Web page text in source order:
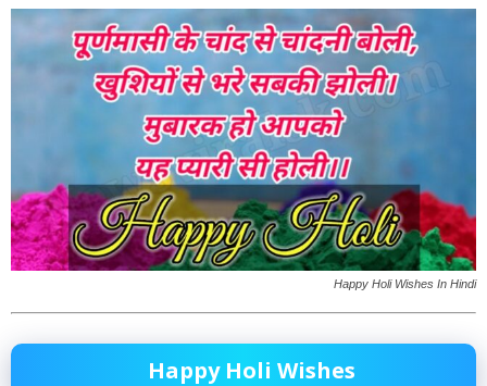
Happy Holi Wishes In Hindi
Happy Holi Wishes